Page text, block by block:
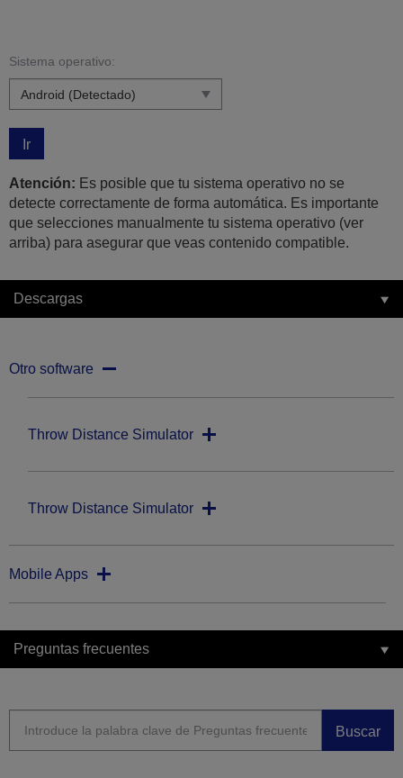
Sistema operativo:
Ir
Atención: Es posible que tu sistema operativo no se
detecte correctamente de forma automática. Es importante
que selecciones manualmente tu sistema operativo (ver
arriba) para asegurar que veas contenido compatible.
Descargas
Otro software
Throw Distance Simulator
Throw Distance Simulator
Mobile Apps
Preguntas frecuentes
Buscar